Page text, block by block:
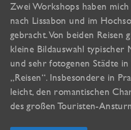
Zwei Workshops haben
nach Lissabon und im
gebracht. Von beiden Reisen
kleine Bildauswahl typischer
und sehr fotogenen Städte
„Reisen“. Insbesondere in
leicht, den romantischen
des großen Touristen-